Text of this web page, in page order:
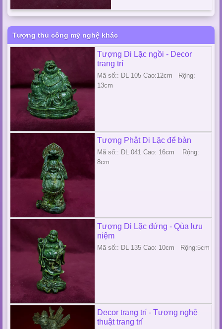
Tượng thủ công mỹ nghệ khác
Tượng Di Lặc ngồi - Decor
trang trí
Mã số:: DL 105 Cao:12cm Rộng:
13cm
Tượng Phật Di Lặc để bàn
Mã số:: DL 041 Cao: 16cm Rộng:
8cm
Tượng Di Lặc đứng - Qùa lưu
niệm
Mã số:: DL 135 Cao: 10cm Rộng:5cm
Decor trang trí - Tượng nghệ
thuật trang trí